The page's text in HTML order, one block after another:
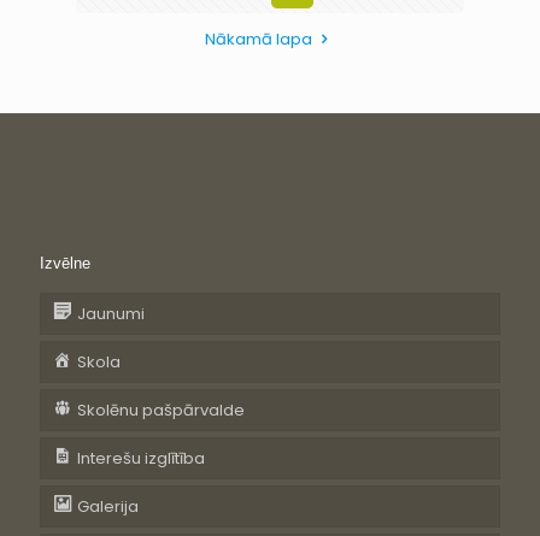
Nākamā lapa
Izvēlne
Jaunumi
Skola
Skolēnu pašpārvalde
Interešu izglītība
Galerija